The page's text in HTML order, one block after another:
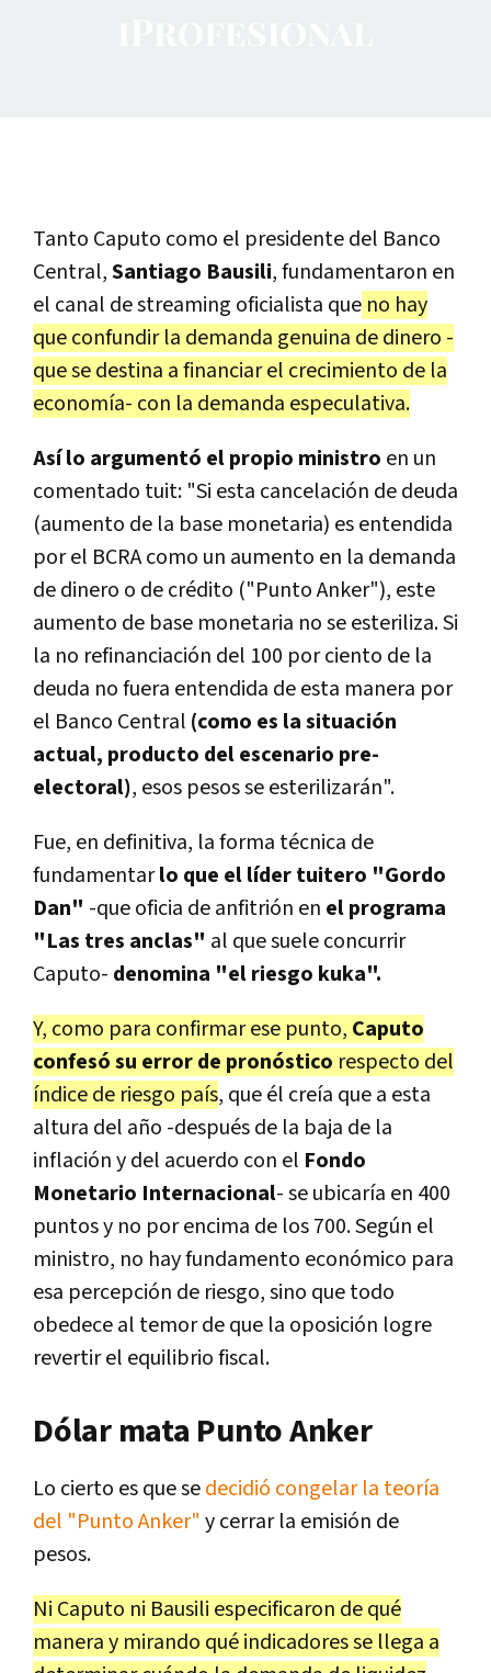
Tanto Caputo como el presidente del Banco
Central,Santiago Bausili, fundamentaron en
el canal de streaming oficialista que no hay
que confundir la demanda genuina de dinero -
que se destina a financiar el crecimiento de la
economía- con la demanda especulativa.
Así lo argumentó el propio ministro en un
comentado tuit: "Si esta cancelación de deuda
(aumento de la base monetaria) es entendida
por el BCRA como un aumento en la demanda
de dinero o de crédito ("Punto Anker"), este
aumento de base monetaria no se esteriliza. Si
la no refinanciación del 100 por ciento de la
deuda no fuera entendida de esta manera por
el Banco Central (como es la situación
actual, producto del escenario pre-
electoral), esos pesos se esterilizarán".
Fue, en definitiva, la forma técnica de
fundamentarlo que el líder tuitero "Gordo
Dan" -que oficia de anfitrión en el programa
"Las tres anclas" al que suele concurrir
Caputo- denomina "el riesgo kuka".
Y, como para confirmar ese punto, Caputo
confesó su error de pronóstico respecto del
índice de riesgo país, que él creía que a esta
altura del año -después de la baja de la
inflación y del acuerdo con el Fondo
Monetario Internacional- se ubicaría en 400
puntos y no por encima de los 700. Según el
ministro, no hay fundamento económico para
esa percepción de riesgo, sino que todo
obedece al temor de que la oposición logre
revertir el equilibrio fiscal.
Dólar mata Punto Anker
Lo cierto es que sedecidió congelar la teoría
del "Punto Anker" y cerrar la emisión de
pesos.
Ni Caputo ni Bausili especificaron de qué
manera y mirando qué indicadores se llega a